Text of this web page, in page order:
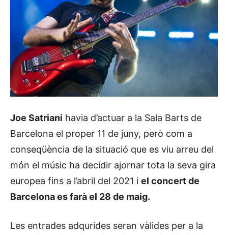
Joe Satriani havia d’actuar a la Sala Barts de
Barcelona el proper 11 de juny, però com a
conseqüència de la situació que es viu arreu del
món el músic ha decidir ajornar tota la seva gira
europea fins a l’abril del 2021 i el concert de
Barcelona es farà el 28 de maig.
Les entrades adqurides seran vàlides per a la